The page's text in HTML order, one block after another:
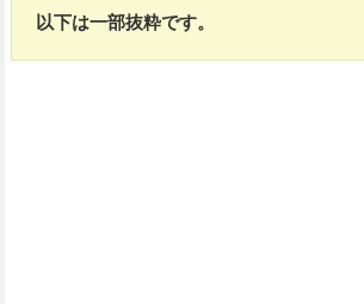
以下は一部抜粋です。